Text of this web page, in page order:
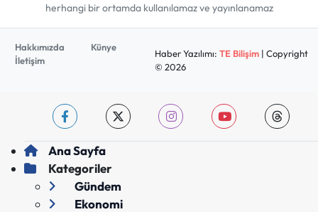
herhangi bir ortamda kullanılamaz ve yayınlanamaz
Hakkımızda
Künye
İletişim
Haber Yazılımı: TE Bilişim| Copyright
© 2026
Ana Sayfa
Kategoriler
Gündem
Ekonomi